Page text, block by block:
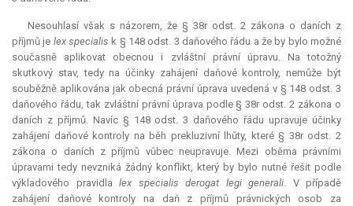
Nesouhlasí však s názorem, že § 38r odst. 2 zákona o daních z
příjmů je lex specialis k § 148 odst. 3 daňového řádu a že by bylo možné
současně aplikovat obecnou i zvláštní právní úpravu. Na totožný
skutkový stav, tedy na účinky zahájení daňové kontroly, nemůže být
souběžně aplikována jak obecná právní úprava uvedená v § 148 odst. 3
daňového řádu, tak zvláštní právní úprava podle § 38r odst. 2 zákona o
daních z příjmů. Navíc § 148 odst. 3 daňového řádu upravuje účinky
zahájení daňové kontroly na běh prekluzivní lhůty, které § 38r odst. 2
zákona o daních z příjmů vůbec neupravuje. Mezi oběma právními
úpravami tedy nevzniká žádný konflikt, který by bylo nutné řešit podle
výkladového pravidla lex specialis derogat legi generali. V případě
zahájení daňové kontroly na daň z příjmů právnických osob za